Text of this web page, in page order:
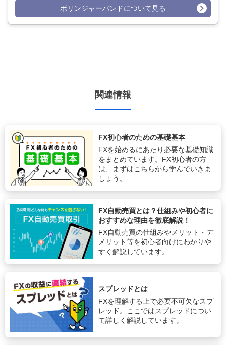
ボリンジャーバンドについて見る
関連情報
FX初心者のための基礎基本
FXを始めるにあたり必要な基礎知識
をまとめています。FX初心者の方
は、まずはこちらから学んでいきま
しょう。
FX自動売買とは？仕組みや初心者に
おすすめな理由を徹底解説！
FX自動売買の仕組みやメリット・デ
メリット等を初心者向けにわかりや
すく解説しています。
スプレッドとは
FXを理解する上で必要不可欠なスプ
レッド。ここではスプレッドについ
て詳しく解説しています。